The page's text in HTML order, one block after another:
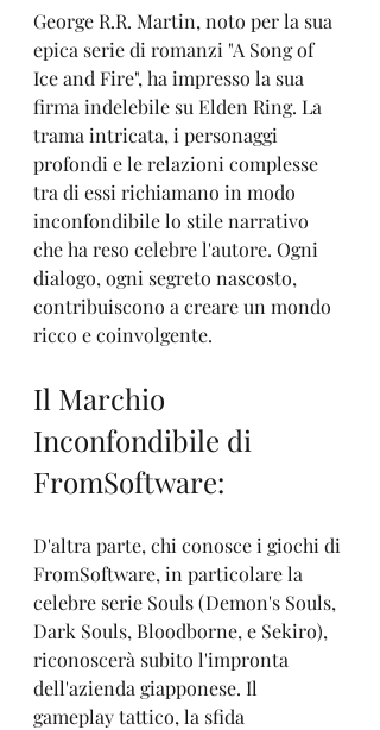
George R.R. Martin, noto per la sua
epica serie di romanzi "A Song of
Ice and Fire", ha impresso la sua
firma indelebile su Elden Ring. La
trama intricata, i personaggi
profondi e le relazioni complesse
tra di essi richiamano in modo
inconfondibile lo stile narrativo
che ha reso celebre l'autore. Ogni
dialogo, ogni segreto nascosto,
contribuiscono a creare un mondo
ricco e coinvolgente.
Il Marchio
Inconfondibile di
FromSoftware:
D'altra parte, chi conosce i giochi di
FromSoftware, in particolare la
celebre serie Souls (Demon's Souls,
Dark Souls, Bloodborne, e Sekiro),
riconoscerà subito l'impronta
dell'azienda giapponese. Il
gameplay tattico, la sfida